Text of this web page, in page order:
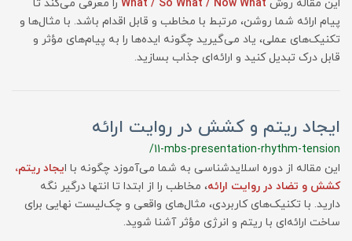
این مقاله روش What / So What / Now What را معرفی می‌کند تا
پیام ارائه شما روشن، مرتبط با مخاطب و قابل اقدام باشد. با مثال‌ها و
تکنیک‌های عملی، یاد می‌گیرید چگونه ایده‌ها را به پیام‌های مؤثر و
قابل درک تبدیل کنید و ارائه‌ای جذاب بسازید.
ایجاد ریتم و کشش در روایت ارائه
/11-mbs-presentation-rhythm-tension
این مقاله از دوره اسلایدشناسی به شما می‌آموزد چگونه با ایجاد ریتم،
کشش و تضاد در روایت ارائه، مخاطب را از ابتدا تا انتها درگیر نگه
دارید. با تکنیک‌های کاربردی، مثال‌های واقعی و چک‌لیست نهایی برای
ساخت ارائه‌ای با ریتم و انرژی مؤثر آشنا شوید.